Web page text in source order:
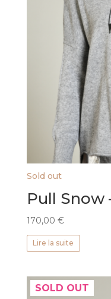
Sold out
Pull Snow
170,00 €
Lire la suite
SOLD OUT